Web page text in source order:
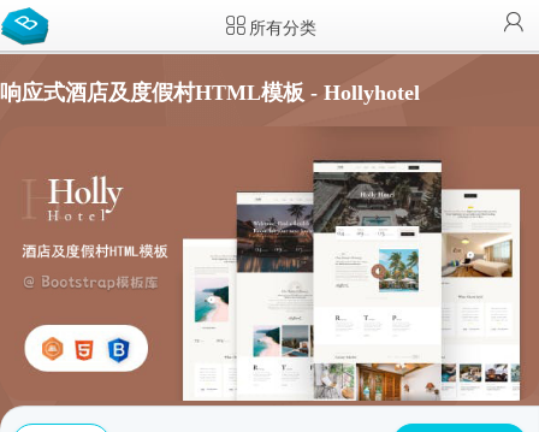
所有分类
响应式酒店及度假村HTML模板 - Hollyhotel